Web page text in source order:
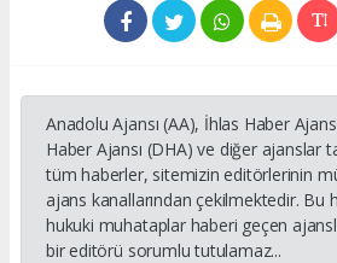
Anadolu Ajansı (AA), İhlas Haber
Haber Ajansı (DHA) ve diğer ajanslar
tüm haberler, sitemizin editörlerinin
ajans kanallarından çekilmektedir. Bu
hukuki muhataplar haberi geçen
bir editörü sorumlu tutulamaz...